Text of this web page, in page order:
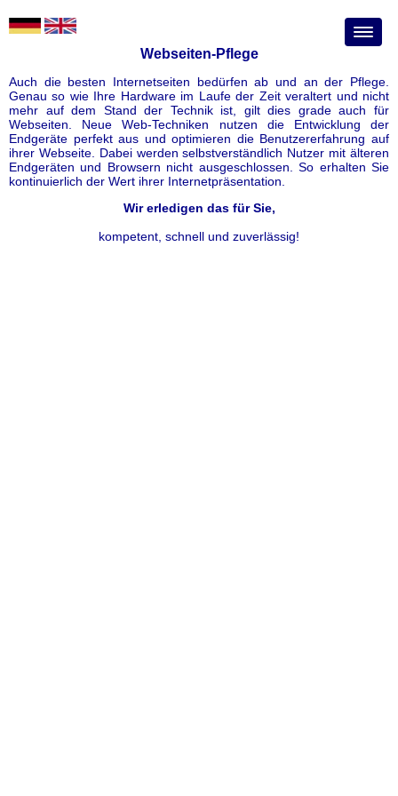
Webseiten-Pflege
Auch die besten Internetseiten bedürfen ab und an der Pflege.
Genau so wie Ihre Hardware im Laufe der Zeit veraltert und nicht
mehr auf dem Stand der Technik ist, gilt dies grade auch für
Webseiten. Neue Web-Techniken nutzen die Entwicklung der
Endgeräte perfekt aus und optimieren die Benutzererfahrung auf
ihrer Webseite. Dabei werden selbstverständlich Nutzer mit älteren
Endgeräten und Browsern nicht ausgeschlossen. So erhalten Sie
kontinuierlich der Wert ihrer Internetpräsentation.
Wir erledigen das für Sie,
kompetent, schnell und zuverlässig!